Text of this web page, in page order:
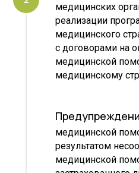
медицинских
реализации
медицинского
с договорами на
медицинской
медицинскому
медицинской
результатом
медицинской